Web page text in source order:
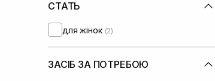
СТАТЬ
для жінок (2)
ЗАСІБ ЗА ПОТРЕБОЮ